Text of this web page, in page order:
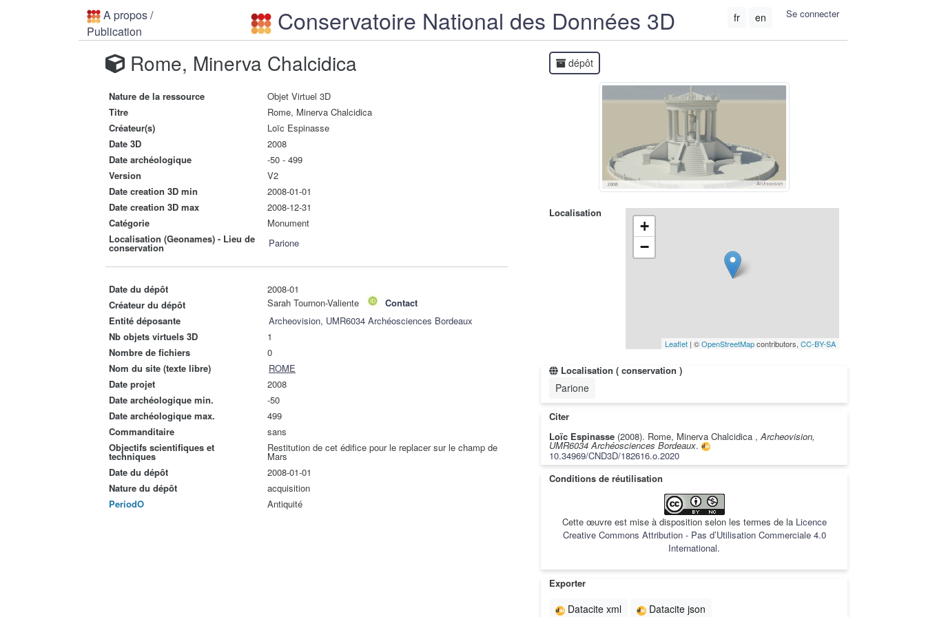
A propos/
Publication
Conservatoire National des Données 3D Se connecter
fr en
Rome, Minerva Chalcidica
Nature de la ressource
Objet Virtuel 3D
Titre
Rome, Minerva Chalcidica
Créateur(s)
Loïc Espinasse
Date 3D
2008
Date archéologique
-50 - 499
Version
V2
Date creation 3D min
2008-01-01
Date creation 3D max
2008-12-31
Catégorie
Monument
Localisation (Geonames) - Lieu de
conservation Parione
Date du dépôt
2008-01
Créateur du dépôt
Sarah Tournon-Valiente
Contact
Entité déposante
Archeovision, UMR6034 Archéosciences Bordeaux
Nb objets virtuels 3D
1
Nombre de fichiers
0
Nom du site (texte libre)
ROME
Date projet
2008
Date archéologique min.
-50
Date archéologique max.
499
Commanditaire
sans
Objectifs scientifiques et
techniques
Restitution de cet édifice pour le replacer sur le champ de
Mars
Date du dépôt
2008-01-01
Nature du dépôt
acquisition
PeriodO
Antiquité
dépôt
Localisation
+
−
Leaflet | ©OpenStreetMapcontributors, CC-BY-SA
Localisation ( conservation )
Parione
Citer
Loïc Espinasse (2008). Rome, Minerva Chalcidica ,Archeovision,
UMR6034 Archéosciences Bordeaux.
10.34969/CND3D/182616.o.2020
Conditions de réutilisation
Cette œuvre est mise à disposition selon les termes de la Licence
Creative Commons Attribution - Pas d’Utilisation Commerciale 4.0
International.
Exporter
Datacite xml Datacite json